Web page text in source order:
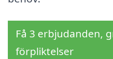
Få 3 erbjudanden,
förpliktelser